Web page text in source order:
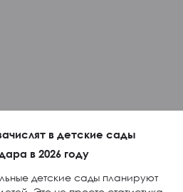
в детские сады
в 2026 году
детские сады планируют